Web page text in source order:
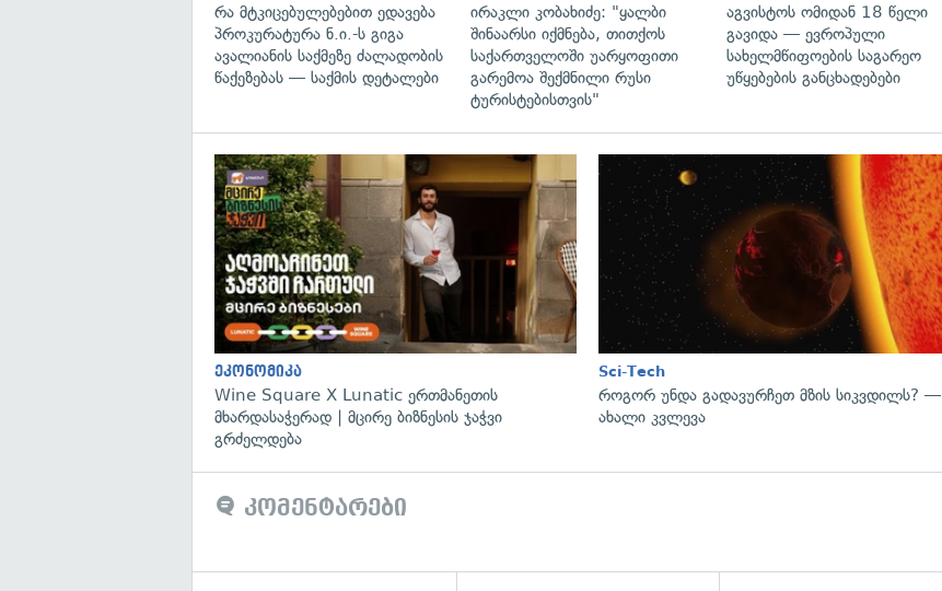
რა მტკიცებულებებით ედავება
პროკურატურა ნ.ი.-ს გიგა
ავალიანის საქმეზე ძალადობის
წაქეზებას — საქმის დეტალები
ირაკლი კობახიძე: "ყალბი
შინაარსი იქმნება, თითქოს
საქართველოში უარყოფითი
გარემოა შექმნილი რუსი
ტურისტებისთვის"
აგვისტოს ომიდან 18 წელი
გავიდა — ევროპული
სახელმწიფოების საგარეო
უწყებების განცხადებები
ეკონომიკა
Wine Square X Lunatic ერთმანეთის
მხარდასაჭერად | მცირე ბიზნესის ჯაჭვი
გრძელდება
Sci-Tech
როგორ უნდა გადავურჩეთ მზის სიკვდილს? —
ახალი კვლევა
კომენტარები